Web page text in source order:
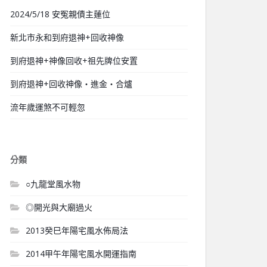
2024/5/18 安冤親債主蓮位
新北市永和到府退神+回收神像
到府退神+神像回收+祖先牌位安置
到府退神+回收神像‧進金‧合爐
流年歲運煞不可輕忽
分類
○九龍堂風水物
◎開光與大廟過火
2013癸巳年陽宅風水佈局法
2014甲午年陽宅風水開運指南